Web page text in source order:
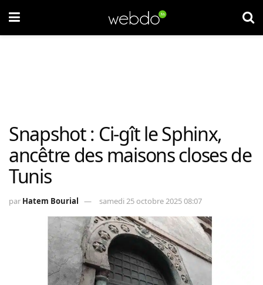
Snapshot : Ci-gît le Sphinx,
ancêtre des maisons closes de
Tunis
par Hatem Bourial samedi 25 octobre 2025 08:07